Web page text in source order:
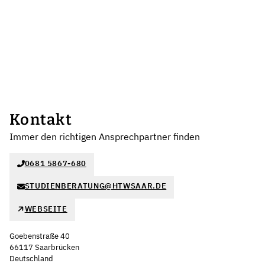
Kontakt
Immer den richtigen Ansprechpartner finden
0681 5867-680
STUDIENBERATUNG@HTWSAAR.DE
WEBSEITE
Goebenstraße 40
66117 Saarbrücken
Deutschland